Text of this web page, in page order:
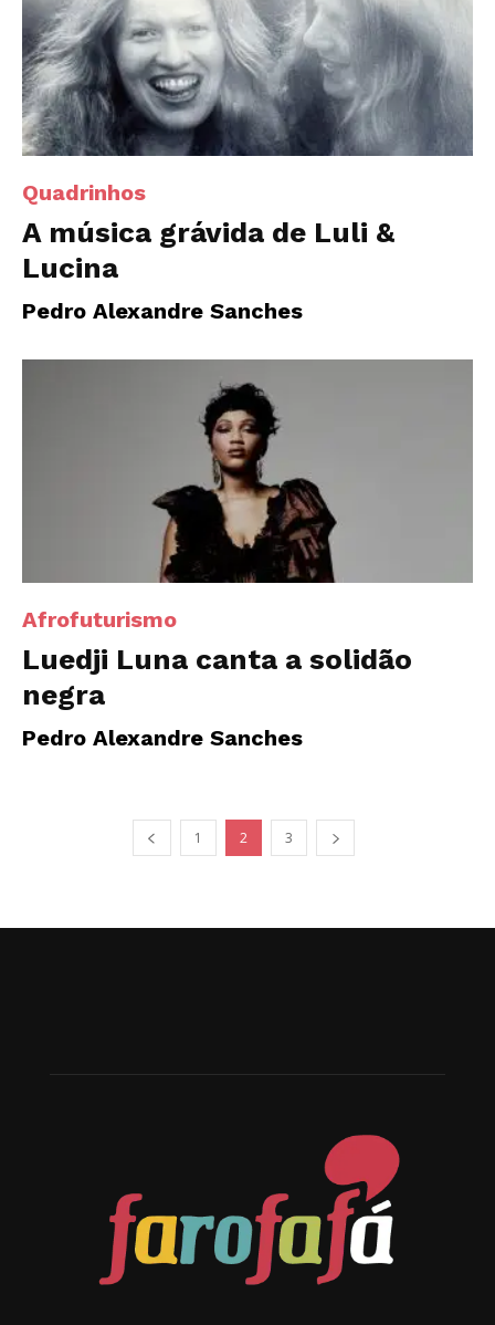
Quadrinhos
A música grávida de Luli &
Lucina
Pedro Alexandre Sanches
Afrofuturismo
Luedji Luna canta a solidão
negra
Pedro Alexandre Sanches
1 2 3